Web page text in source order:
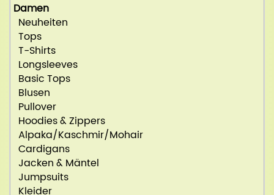
Damen
Neuheiten
Tops
T-Shirts
Longsleeves
Basic Tops
Blusen
Pullover
Hoodies & Zippers
Alpaka/Kaschmir/Mohair
Cardigans
Jacken & Mäntel
Jumpsuits
Kleider